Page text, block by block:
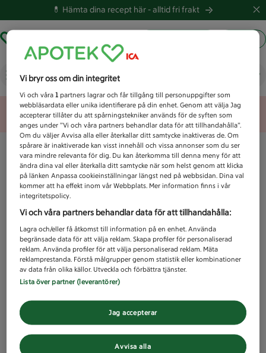
💊 Hämta dina recept här -alltid fri frakt
Vad letar du efter idag?
Unknown error
Vi bryr oss om din integritet
Vi och våra1 partners lagrar och får tillgång till personuppgifter som
webbläsardata eller unika identifierare på din enhet. Genom att välja Jag
accepterar tillåter du att spårningstekniker används för de syften som
anges under ”Vi och våra partners behandlar data för att tillhandahålla”.
Om du väljer Avvisa alla eller återkallar ditt samtycke inaktiveras de. Om
spårare är inaktiverade kan visst innehåll och vissa annonser som du ser
vara mindre relevanta för dig. Du kan återkomma till denna meny för att
ändra dina val eller återkalla ditt samtycke när som helst genom att klicka
på länken Anpassa cookieinställningar längst ned på webbsidan. Dina val
kommer att ha effekt inom vår Webbplats. Mer information finns i vår
integritetspolicy.
Vi och våra partners behandlar data för att tillhandahålla:
Lagra och/eller få åtkomst till information på en enhet. Använda
begränsade data för att välja reklam. Skapa profiler för personaliserad
reklam. Använda profiler för att välja personaliserad reklam. Mäta
reklamprestanda. Förstå målgrupper genom statistik eller kombinationer
av data från olika källor. Utveckla och förbättra tjänster.
Lista över partner (leverantörer)
Avvisa alla
Jag accepterar